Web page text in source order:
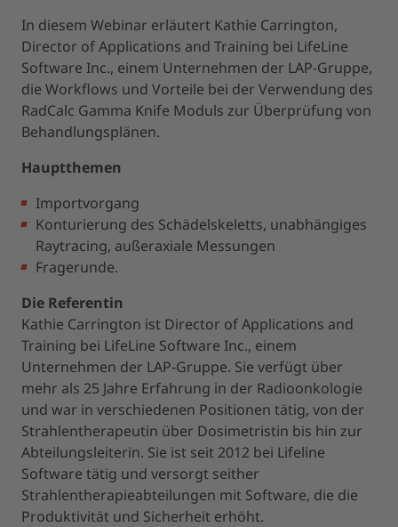
In diesem Webinar erläutert Kathie Carrington,
Director of Applications and Training bei LifeLine
Software Inc., einem Unternehmen der LAP-Gruppe,
die Workflows und Vorteile bei der Verwendung des
RadCalc Gamma Knife Moduls zur Überprüfung von
Behandlungsplänen.
Hauptthemen
Importvorgang
Konturierung des Schädelskeletts, unabhängiges
Raytracing, außeraxiale Messungen
Fragerunde.
Die Referentin
Kathie Carrington ist Director of Applications and
Training bei LifeLine Software Inc., einem
Unternehmen der LAP-Gruppe. Sie verfügt über
mehr als 25 Jahre Erfahrung in der Radioonkologie
und war in verschiedenen Positionen tätig, von der
Strahlentherapeutin über Dosimetristin bis hin zur
Abteilungsleiterin. Sie ist seit 2012 bei Lifeline
Software tätig und versorgt seither
Strahlentherapieabteilungen mit Software, die die
Produktivität und Sicherheit erhöht.